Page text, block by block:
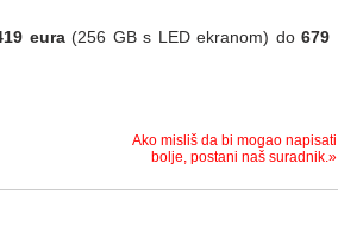
eura(256 GB s LED ekranom) do 679
Ako misliš da bi mogao napisati
bolje, postani naš suradnik.»